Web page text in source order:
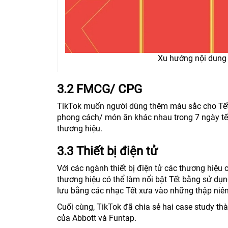
Xu hướng nội
3.2 FMCG/ CPG
TikTok muốn người dùng thêm màu sắc cho
phong cách/ món ăn khác nhau trong 7 ngày
thương hiệu.
3.3 Thiết bị điện tử
Với các ngành thiết bị điện tử các thương hiệu
thương hiệu có thể làm nổi bật Tết bằng sử
lưu bằng các nhạc Tết xưa vào những thập
Cuối cùng, TikTok đã chia sẻ hai case study
của Abbott và Funtap.